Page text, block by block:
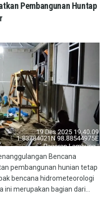
Pembangunan Huntap
Bencana
pembangunan hunian tetap
bencana hidrometeorologi
ini merupakan bagian dari...